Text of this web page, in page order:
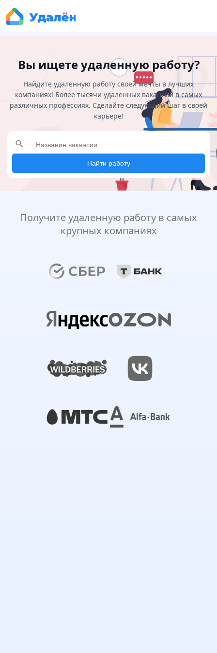
Вы ищете удаленную работу?
Найдите удаленную работу своей мечты в лучших
компаниях! Более тысячи удаленных вакансий в самых
различных профессиях. Сделайте следующий шаг в своей
карьере!
search
Найти работу
Получите удаленную работу в самых
крупных компаниях